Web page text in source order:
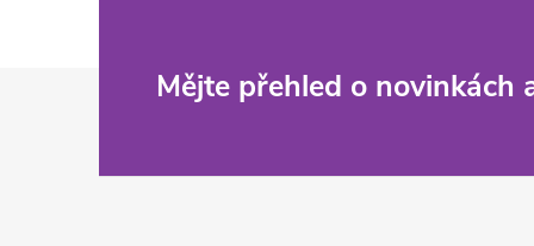
Mějte přehled o novinkách